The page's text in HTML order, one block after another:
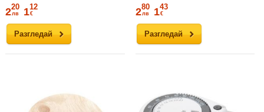
Разгледай
220
лв 112
€
Разгледай
280
лв 143
€